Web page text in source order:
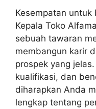
Kesempatan
Kepala Toko
sebuah tawaran
membangun karir
prospek yang
kualifikasi, dan
diharapkan Anda
lengkap tentang